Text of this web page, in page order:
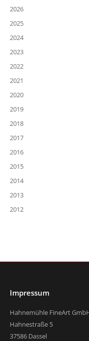
2026
2025
2024
2023
2022
2021
2020
2019
2018
2017
2016
2015
2014
2013
2012
Impressum
Hahnemühle FineArt
Hahnestraße 5
37586 Dassel